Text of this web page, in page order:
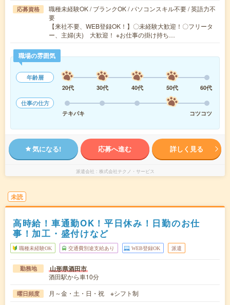
応募資格
職種未経験OK / ブランクOK / パソコンスキル不要 / 英語力不
要
【来社不要、WEB登録OK！】〇未経験大歓迎！〇フリータ
ー、主婦(夫) 大歓迎！ ※お仕事の掛け持ち…
職場の雰囲気
年齢層
20代
30代 40代 50代
60代
仕事の仕方
テキパキ
コツコツ
気になる! 応募へ進む 詳しく見る
派遣会社 株式会社テクノ・サービス
未読
高時給！車通勤OK！平日休み！日勤のお仕
事！加工・盛付けなど
職種未経験OK 交通費別途支給あり WEB登録OK 派遣
勤務地 山形県酒田市
酒田駅から車10分
曜日頻度 月～金・土・日・祝 ※シフト制